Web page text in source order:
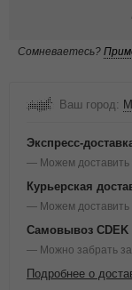
Сомневаетесь?
Ваш город:
Экспресс-
— Можем доставить
Курьерская
— Можем доставить
Самовывоз CDEK
— Можно забрать
Подробнее о